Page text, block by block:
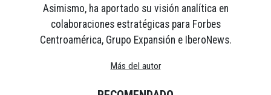
Asimismo, ha aportado su visión analítica en
colaboraciones estratégicas para Forbes
Centroamérica, Grupo Expansión e IberoNews.
Más del autor